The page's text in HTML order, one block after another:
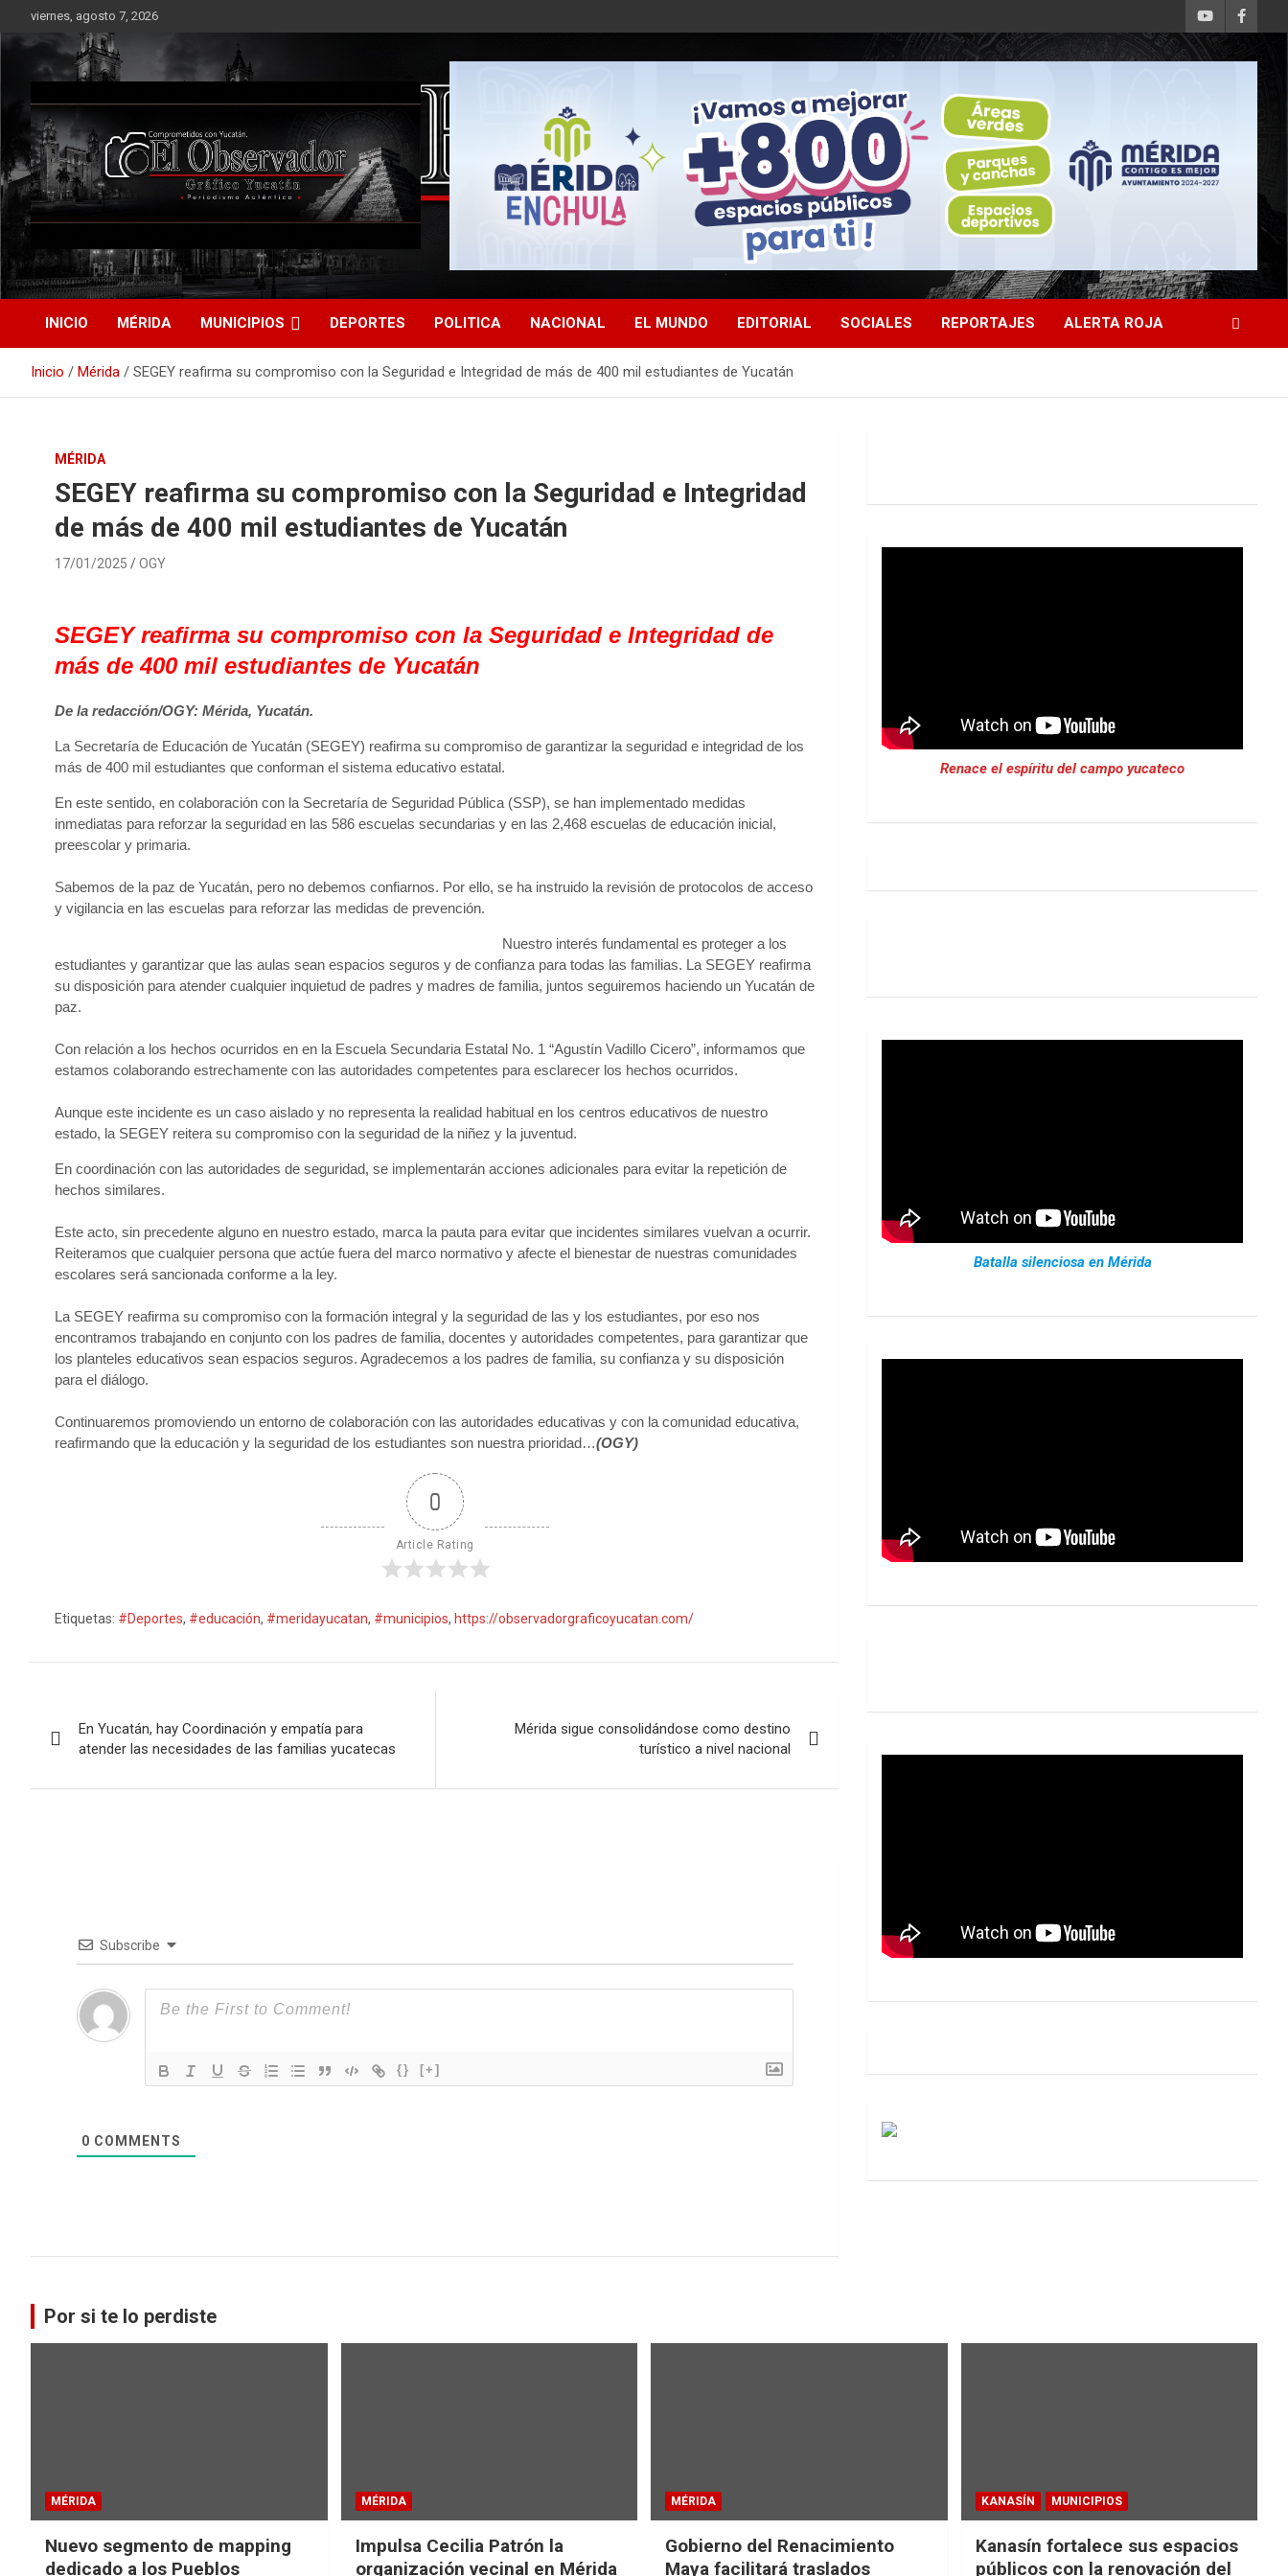
al
contenido
viernes, agosto 7, 2026
El Observador Gráfico
Yucatán
Periodismo Auténtico
INICIO MÉRIDA MUNICIPIOS DEPORTES POLITICA NACIONAL EL MUNDO EDITORIAL SOCIALES REPORTAJES ALERTA ROJA
Inicio Mérida SEGEY reafirma su compromiso con la Seguridad e Integridad de más de 400 mil estudiantes de Yucatán
MÉRIDA
SEGEY reafirma su compromiso con la Seguridad e Integridad
de más de 400 mil estudiantes de Yucatán
17/01/2025 OGY
SEGEY reafirma su compromiso con la Seguridad e Integridad de
más de 400 mil estudiantes de Yucatán
De la redacción/OGY: Mérida, Yucatán.
La Secretaría de Educación de Yucatán (SEGEY) reafirma su compromiso de garantizar la seguridad e integridad de los
más de 400 mil estudiantes que conforman el sistema educativo estatal.
En este sentido, en colaboración con la Secretaría de Seguridad Pública (SSP), se han implementado medidas
inmediatas para reforzar la seguridad en las 586 escuelas secundarias y en las 2,468 escuelas de educación inicial,
preescolar y primaria.
Sabemos de la paz de Yucatán, pero no debemos confiarnos. Por ello, se ha instruido la revisión de protocolos de acceso
y vigilancia en las escuelas para reforzar las medidas de prevención.
Nuestro interés fundamental es proteger a los
estudiantes y garantizar que las aulas sean espacios seguros y de confianza para todas las familias. La SEGEY reafirma
su disposición para atender cualquier inquietud de padres y madres de familia, juntos seguiremos haciendo un Yucatán de
paz.
Con relación a los hechos ocurridos en en la Escuela Secundaria Estatal No. 1 “Agustín Vadillo Cicero”, informamos que
estamos colaborando estrechamente con las autoridades competentes para esclarecer los hechos ocurridos.
Aunque este incidente es un caso aislado y no representa la realidad habitual en los centros educativos de nuestro
estado, la SEGEY reitera su compromiso con la seguridad de la niñez y la juventud.
En coordinación con las autoridades de seguridad, se implementarán acciones adicionales para evitar la repetición de
hechos similares.
Este acto, sin precedente alguno en nuestro estado, marca la pauta para evitar que incidentes similares vuelvan a ocurrir.
Reiteramos que cualquier persona que actúe fuera del marco normativo y afecte el bienestar de nuestras comunidades
escolares será sancionada conforme a la ley.
La SEGEY reafirma su compromiso con la formación integral y la seguridad de las y los estudiantes, por eso nos
encontramos trabajando en conjunto con los padres de familia, docentes y autoridades competentes, para garantizar que
los planteles educativos sean espacios seguros. Agradecemos a los padres de familia, su confianza y su disposición
para el diálogo.
Continuaremos promoviendo un entorno de colaboración con las autoridades educativas y con la comunidad educativa,
reafirmando que la educación y la seguridad de los estudiantes son nuestra prioridad…(OGY)
0
Article Rating
Etiquetas: #Deportes, #educación, #meridayucatan, #municipios, https://observadorgraficoyucatan.com/
de
entradas
En Yucatán, hay Coordinación y empatía para
atender las necesidades de las familias yucatecas
Mérida sigue consolidándose como destino
turístico a nivel nacional
Subscribe
{} [+]
0 COMMENTS
Renace el espíritu del campo yucateco
Batalla silenciosa en Mérida
Por si te lo perdiste
MÉRIDA
Nuevo segmento de mapping
dedicado a los Pueblos
MÉRIDA
Impulsa Cecilia Patrón la
organización vecinal en Mérida
MÉRIDA
Gobierno del Renacimiento
Maya facilitará traslados
KANASÍN MUNICIPIOS
Kanasín fortalece sus espacios
públicos con la renovación del